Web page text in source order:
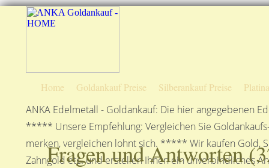
Home Goldankauf Preise Silberankauf Preise
ANKA Edelmetall - Goldankauf: Die hier angegebenen
***** Unsere Empfehlung: Vergleichen Sie
merken, vergleichen lohnt sich. ***** Wir kaufen Gold,
Zahngold etc. und erstellen Ihnen ein unverbindliches
Fragen und Antworten (